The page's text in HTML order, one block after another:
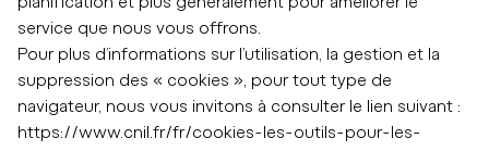
planification et plus généralement pour améliorer le
service que nous vous offrons.
Pour plus d’informations sur l’utilisation, la gestion et la
suppression des « cookies », pour tout type de
navigateur, nous vous invitons à consulter le lien suivant :
https://www.cnil.fr/fr/cookies-les-outils-pour-les-